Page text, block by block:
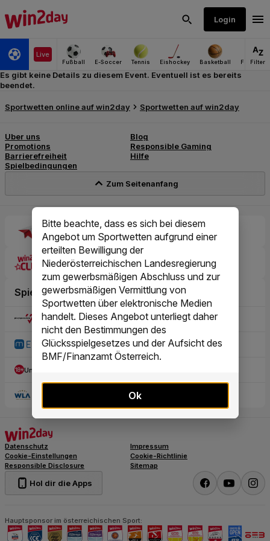
Bitte beachte, dass es sich bei diesem
Angebot um Sportwetten aufgrund einer
erteilten Bewilligung der
Niederösterreichischen Landesregierung
zum gewerbsmäßigen Abschluss und zur
gewerbsmäßigen Vermittlung von
Sportwetten über elektronische Medien
handelt. Dieses Angebot unterliegt daher
nicht den Bestimmungen des
Glücksspielgesetzes und der Aufsicht des
BMF/Finanzamt Österreich.
Ok
Es gibt keine Details zu diesem Event. Eventuell ist es bereits
beendet.